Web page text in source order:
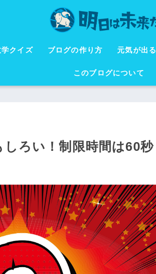
クイズ ブログの作り方 元気が出る
このブログについて
ろい！制限時間は60秒